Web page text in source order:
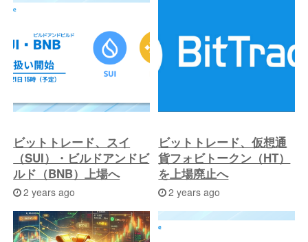
ビットトレード、スイ
（SUI）・ビルドアンドビ
ルド（BNB）上場へ
2 years ago
ビットトレード、仮想通
貨フォビトークン（HT）
を上場廃止へ
2 years ago